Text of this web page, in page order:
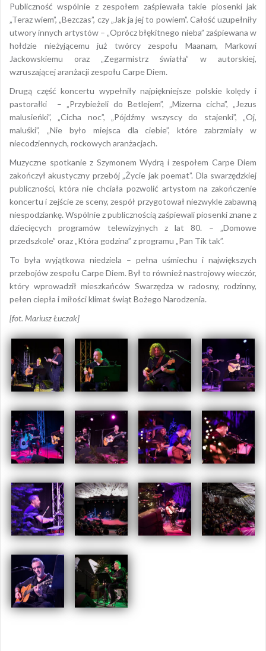
Publiczność wspólnie z zespołem zaśpiewała takie piosenki jak
„Teraz wiem”, „Bezczas”, czy „Jak ja jej to powiem”. Całość uzupełniły
utwory innych artystów – „Oprócz błękitnego nieba” zaśpiewana w
hołdzie nieżyjącemu już twórcy zespołu Maanam, Markowi
Jackowskiemu oraz „Zegarmistrz światła” w autorskiej,
wzruszającej aranżacji zespołu Carpe Diem.
Drugą część koncertu wypełniły najpiękniejsze polskie kolędy i
pastorałki – „Przybieżeli do Betlejem”, „Mizerna cicha”, „Jezus
malusieńki”, „Cicha noc”, „Pójdźmy wszyscy do stajenki”, „Oj,
maluśki”, „Nie było miejsca dla ciebie”, które zabrzmiały w
niecodziennych, rockowych aranżacjach.
Muzyczne spotkanie z Szymonem Wydrą i zespołem Carpe Diem
zakończył akustyczny przebój „Życie jak poemat”. Dla swarzędzkiej
publiczności, która nie chciała pozwolić artystom na zakończenie
koncertu i zejście ze sceny, zespół przygotował niezwykle zabawną
niespodziankę. Wspólnie z publicznością zaśpiewali piosenki znane z
dziecięcych programów telewizyjnych z lat 80. – „Domowe
przedszkole” oraz „Która godzina” z programu „Pan Tik tak”.
To była wyjątkowa niedziela – pełna uśmiechu i największych
przebojów zespołu Carpe Diem. Był to również nastrojowy wieczór,
który wprowadził mieszkańców Swarzędza w radosny, rodzinny,
pełen ciepła i miłości klimat świąt Bożego Narodzenia.
[fot. Mariusz Łuczak]